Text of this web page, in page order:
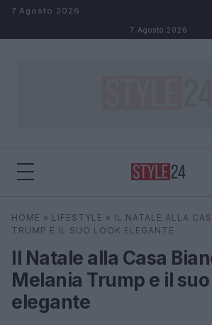
Salta al contenuto
7 Agosto 2026
7 Agosto 2026
Cerca
HOME » LIFESTYLE » IL NATALE ALLA
TRUMP E IL SUO LOOK ELEGANTE
Il Natale alla Casa
Melania Trump e il
elegante